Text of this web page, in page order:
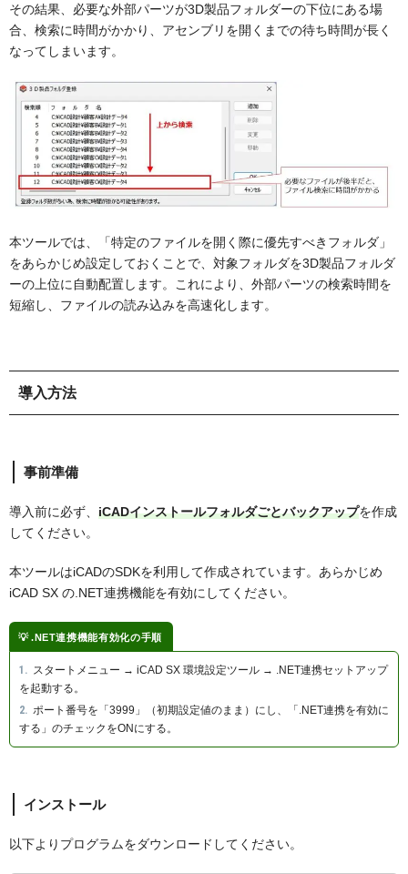
その結果、必要な外部パーツが3D製品フォルダーの下位にある場
合、検索に時間がかかり、アセンブリを開くまでの待ち時間が長く
なってしまいます。
本ツールでは、「特定のファイルを開く際に優先すべきフォルダ」
をあらかじめ設定しておくことで、対象フォルダを3D製品フォルダ
ーの上位に自動配置します。これにより、外部パーツの検索時間を
短縮し、ファイルの読み込みを高速化します。
導入方法
事前準備
導入前に必ず、 iCADインストールフォルダごとバックアップを作成
してください。
本ツールはiCADのSDKを利用して作成されています。あらかじめ
iCAD SX の.NET連携機能を有効にしてください。
.NET連携機能有効化の手順
スタートメニュー → iCAD SX 環境設定ツール → .NET連携セットアップ
を起動する。
ポート番号を「3999」（初期設定値のまま）にし、「.NET連携を有効に
する」のチェックをONにする。
インストール
以下よりプログラムをダウンロードしてください。